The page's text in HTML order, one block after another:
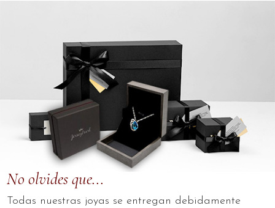
No olvides que...
Todas nuestras joyas se entregan debidamente